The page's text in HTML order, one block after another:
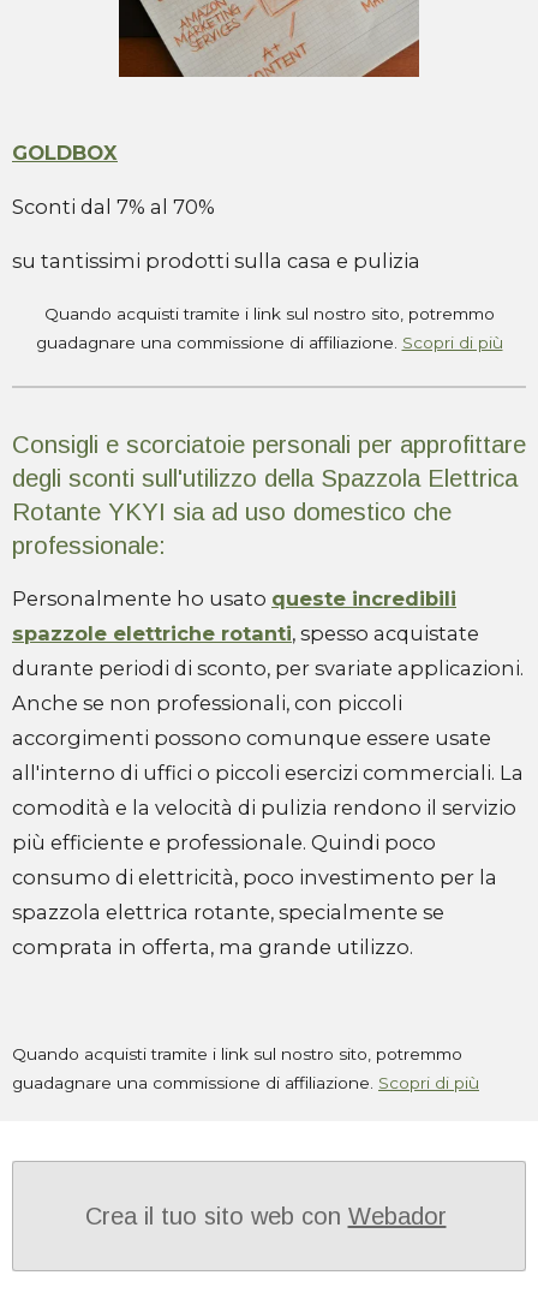
GOLDBOX
Sconti dal 7% al 70%
su tantissimi prodotti sulla casa e pulizia
Quando acquisti tramite i link sul nostro sito, potremmo
guadagnare una commissione di affiliazione. Scopri di più
Consigli e scorciatoie personali per approfittare
degli sconti sull'utilizzo della Spazzola Elettrica
Rotante YKYI sia ad uso domestico che
professionale:
Personalmente ho usato queste incredibili
spazzole elettriche rotanti, spesso acquistate
durante periodi di sconto, per svariate applicazioni.
Anche se non professionali, con piccoli
accorgimenti possono comunque essere usate
all'interno di uffici o piccoli esercizi commerciali. La
comodità e la velocità di pulizia rendono il servizio
più efficiente e professionale. Quindi poco
consumo di elettricità, poco investimento per la
spazzola elettrica rotante, specialmente se
comprata in offerta, ma grande utilizzo.
Quando acquisti tramite i link sul nostro sito, potremmo
guadagnare una commissione di affiliazione. Scopri di più
Crea il tuo sito web con Webador